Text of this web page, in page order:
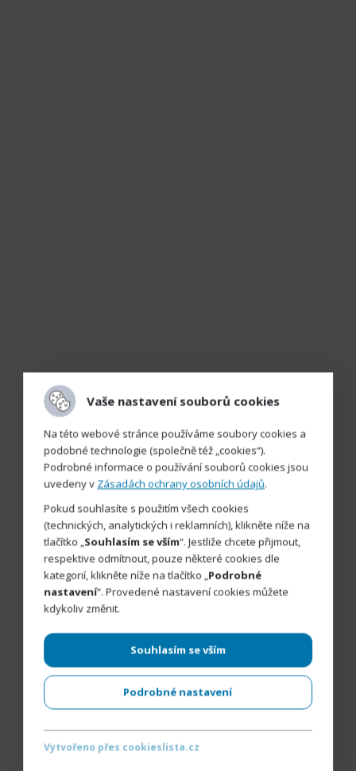
Vaše nastavení souborů cookies
Na této webové stránce používáme soubory cookies a
podobné technologie (společně též „cookies“).
Podrobné informace o používání souborů cookies jsou
uvedeny v Zásadách ochrany osobních údajů.
Pokud souhlasíte s použitím všech cookies
(technických, analytických i reklamních), klikněte níže na
tlačítko „Souhlasím se vším“. Jestliže chcete přijmout,
respektive odmítnout, pouze některé cookies dle
kategorií, klikněte níže na tlačítko „Podrobné
nastavení“. Provedené nastavení cookies můžete
kdykoliv změnit.
Souhlasím se vším
Podrobné nastavení
Vytvořeno přes cookieslista.cz